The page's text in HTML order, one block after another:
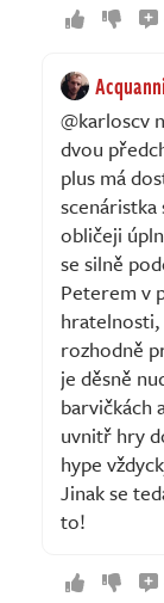
@karloscv
dvou
plus má
scenáristka
obličeji
se silně
Peterem v
rozhodně
je děsně
barvičkách
uvnitř hry
hype
Jinak se
to!